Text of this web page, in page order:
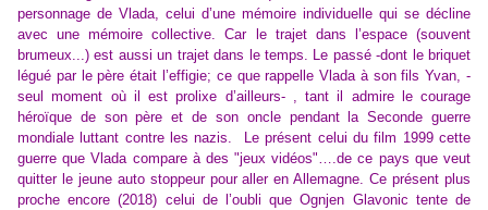
personnage de Vlada, celui d’une mémoire individuelle qui se décline
avec une mémoire collective. Car le trajet dans l’espace (souvent
brumeux...) est aussi un trajet dans le temps. Le passé -dont le briquet
légué par le père était l’effigie; ce que rappelle Vlada à son fils Yvan, -
seul moment où il est prolixe d’ailleurs- , tant il admire le courage
héroïque de son père et de son oncle pendant la Seconde guerre
mondiale luttant contre les nazis. Le présent celui du film 1999 cette
guerre que Vlada compare à des "jeux vidéos"….de ce pays que veut
quitter le jeune auto stoppeur pour aller en Allemagne. Ce présent plus
proche encore (2018) celui de l’oubli que Ognjen Glavonic tente de